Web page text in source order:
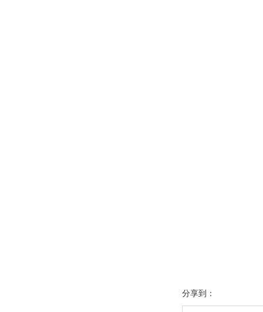
分享到：